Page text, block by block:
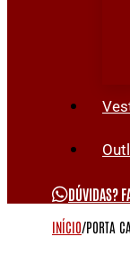
DÚVIDAS?
INÍCIO/PORTA